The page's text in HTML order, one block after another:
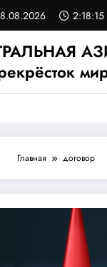
2:18:15
Главная договор